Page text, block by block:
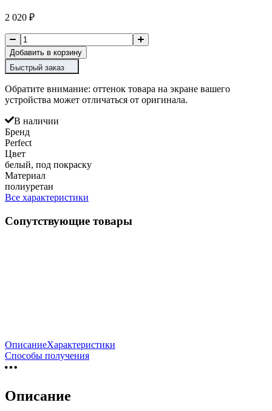
2 020 ₽
Добавить в корзину
Быстрый заказ
Обратите внимание: оттенок товара на экране вашего
устройства может отличаться от оригинала.
В наличии
Бренд
Perfect
Цвет
белый, под покраску
Материал
полиуретан
Все характеристики
Сопутствующие товары
ОписаниеХарактеристики
Способы получения
Описание